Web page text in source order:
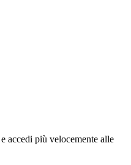
accedi più velocemente alle